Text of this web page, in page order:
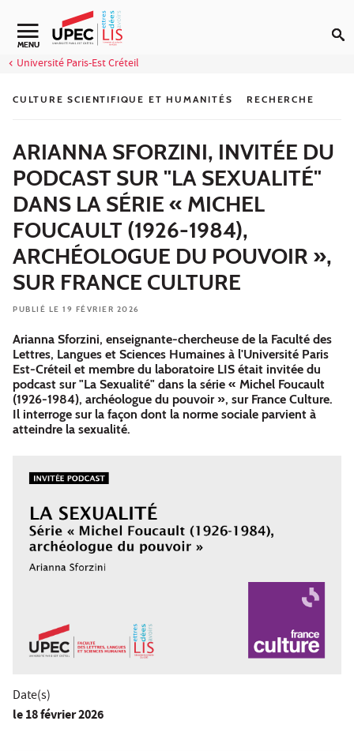
Aller au contenu
Navigation secondaire
MENU
Université Paris-Est Créteil
CULTURE SCIENTIFIQUE ET HUMANITÉS RECHERCHE
ARIANNA SFORZINI, INVITÉE DU
PODCAST SUR "LA SEXUALITÉ"
DANS LA SÉRIE « MICHEL
FOUCAULT (1926-1984),
ARCHÉOLOGUE DU POUVOIR »,
SUR FRANCE CULTURE
PUBLIÉ LE 19 FÉVRIER 2026
Arianna Sforzini, enseignante-chercheuse de la Faculté des
Lettres, Langues et Sciences Humaines à l'Université Paris
Est-Créteil et membre du laboratoire LIS était invitée du
podcast sur "La Sexualité" dans la série « Michel Foucault
(1926-1984), archéologue du pouvoir », sur France Culture.
Il interroge sur la façon dont la norme sociale parvient à
atteindre la sexualité.
Date(s)
le18 février 2026